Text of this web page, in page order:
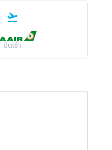
flight_takeoff
บินเช้า